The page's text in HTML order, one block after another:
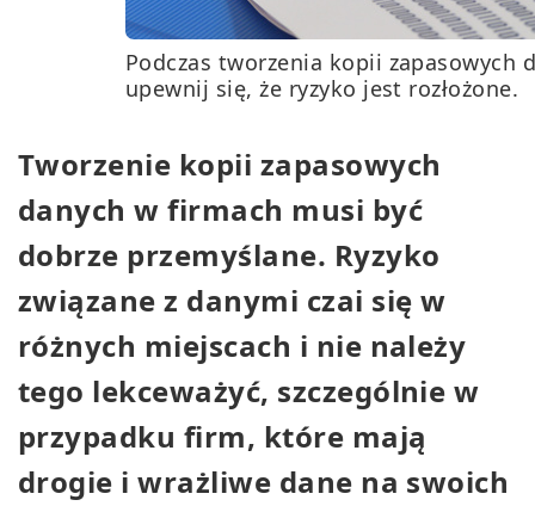
Podczas tworzenia kopii zapasowych
upewnij się, że ryzyko jest rozłożone.
Tworzenie kopii zapasowych
danych w firmach musi być
dobrze przemyślane. Ryzyko
związane z danymi czai się w
różnych miejscach i nie należy
tego lekceważyć, szczególnie w
przypadku firm, które mają
drogie i wrażliwe dane na swoich